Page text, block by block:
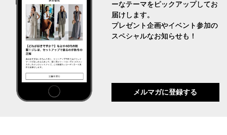
ーなテーマをピックアップしてお
届けします。
プレゼント企画やイベント参加の
スペシャルなお知らせも！
メルマガに登録する